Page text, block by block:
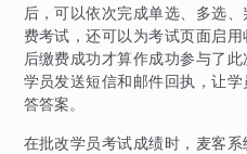
后，可以依次完成单选、多选
费考试，还可以为考试页面启
后缴费成功才算作成功参与了
学员发送短信和邮件回执，让
答答案。
在批改学员考试成绩时，麦客